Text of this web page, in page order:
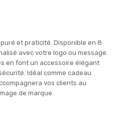
et praticité. Disponible en 8
avec votre logo ou message.
en font un accessoire élégant
Idéal comme cadeau
vos clients au
de marque.